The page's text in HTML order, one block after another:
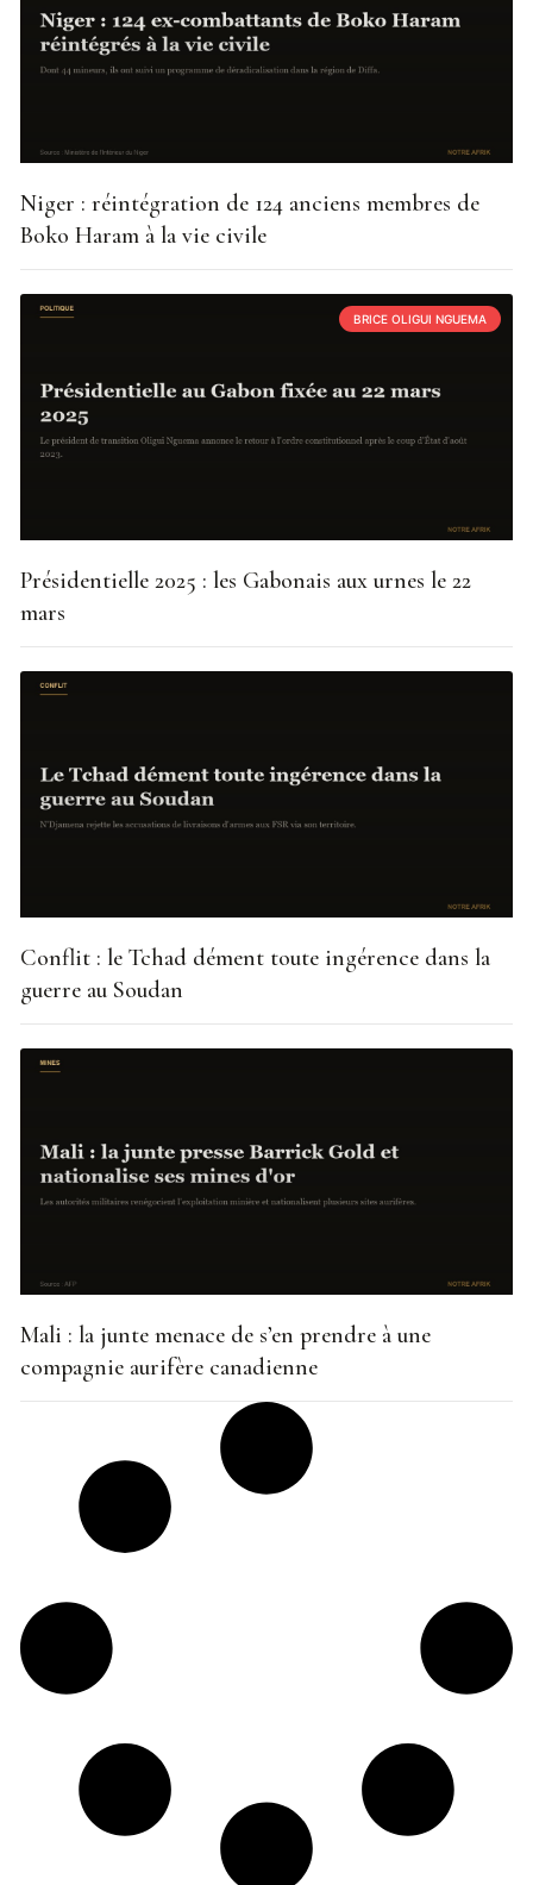
Niger : réintégration de 124 anciens membres de
Boko Haram à la vie civile
BRICE OLIGUI NGUEMA
Présidentielle 2025 : les Gabonais aux urnes le 22
mars
Conflit : le Tchad dément toute ingérence dans la
guerre au Soudan
Mali : la junte menace de s’en prendre à une
compagnie aurifère canadienne